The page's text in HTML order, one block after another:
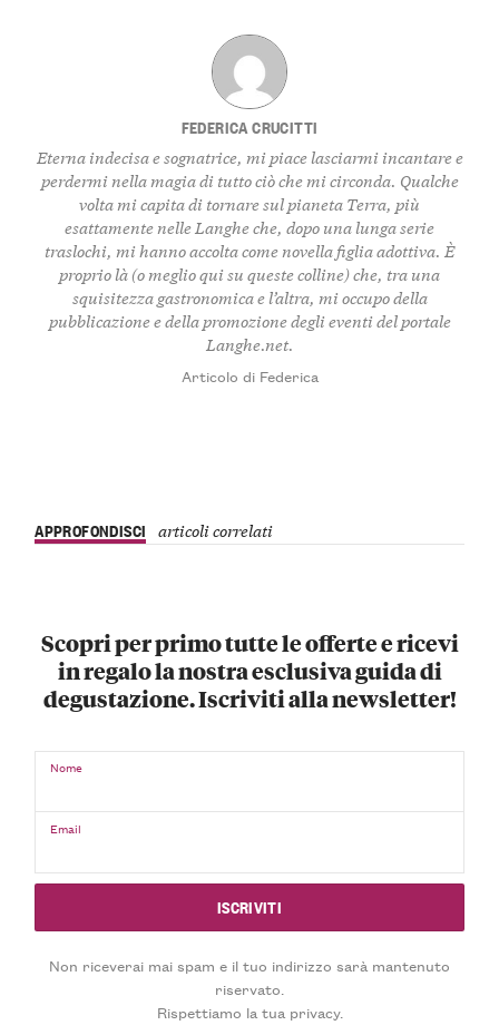
FEDERICA CRUCITTI
Eterna indecisa e sognatrice, mi piace lasciarmi incantare e
perdermi nella magia di tutto ciò che mi circonda. Qualche
volta mi capita di tornare sul pianeta Terra, più
esattamente nelle Langhe che, dopo una lunga serie
traslochi, mi hanno accolta come novella figlia adottiva. È
proprio là (o meglio qui su queste colline) che, tra una
squisitezza gastronomica e l’altra, mi occupo della
pubblicazione e della promozione degli eventi del portale
Langhe.net.
Articolo di Federica
APPROFONDISCI articoli correlati
Scopri per primo tutte le offerte e ricevi
in regalo la nostra esclusiva guida di
degustazione. Iscriviti alla newsletter!
Nome
Email
Non riceverai mai spam e il tuo indirizzo sarà mantenuto
riservato.
Rispettiamo la tua privacy.